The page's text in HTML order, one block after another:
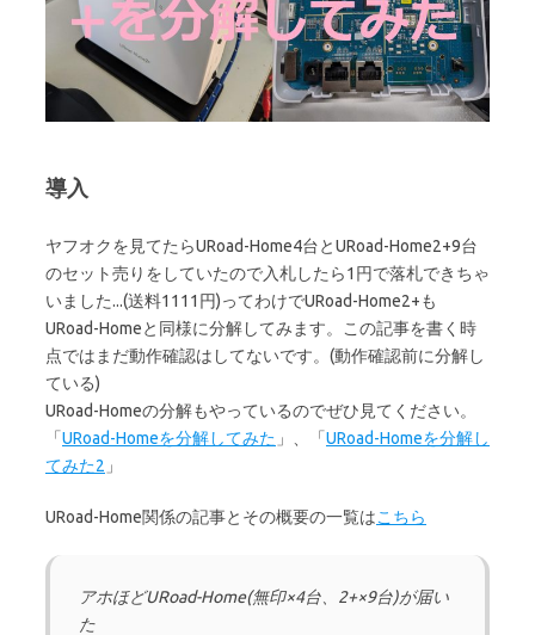
導入
ヤフオクを見てたらURoad-Home4台とURoad-Home2+9台
のセット売りをしていたので入札したら1円で落札できちゃ
いました...(送料1111円)ってわけでURoad-Home2+も
URoad-Homeと同様に分解してみます。この記事を書く時
点ではまだ動作確認はしてないです。(動作確認前に分解し
ている)
URoad-Homeの分解もやっているのでぜひ見てください。
「URoad-Homeを分解してみた 」、「URoad-Homeを分解し
てみた2 」
URoad-Home関係の記事とその概要の一覧はこちら
アホほどURoad-Home(無印×4台、2+×9台)が届い
た